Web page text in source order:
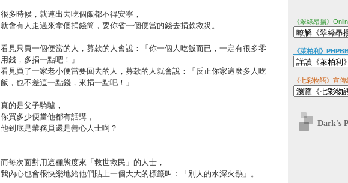
很多時候，就連出去吃個飯都不得安寧，
就會有人走過來拿個捐錢筒，要你省一個便當的錢去捐款救災。
看見只買一個便當的人，募款的人會說：「你一個人吃飯而已，一定有很多零
用錢，多捐一點吧！」
看見買了一家老小便當要回去的人，募款的人就會說：「反正你家這麼多人吃
飯，也不差這一點錢，來捐一點吧！」
真的是父子騎驢，
你買多少便當他都有話講，
他到底是業務員還是善心人士啊？
而每次面對用這種態度來「救世救民」的人士，
我內心也會很快樂地給他們貼上一個大大的標籤叫：「別人的水深火熱」。
《翠綠昂揚》
《萊柏利》
《七彩物語》宣傳
Dark's